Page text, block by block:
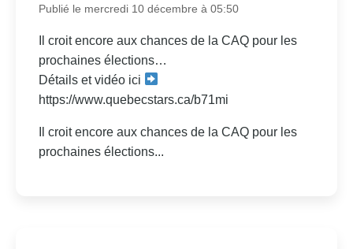
Publié le mercredi 10 décembre à 05:50
Il croit encore aux chances de la CAQ pour les
prochaines élections…
Détails et vidéo ici
https://www.quebecstars.ca/b71mi
Il croit encore aux chances de la CAQ pour les
prochaines élections...